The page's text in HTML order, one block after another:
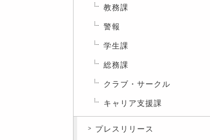
教務課
警報
学生課
総務課
クラブ・サークル
キャリア支援課
プレスリリース